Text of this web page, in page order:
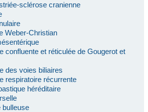
sclérose cranienne
Weber-Christian
confluente et réticulée de Gougerot et
des voies biliaires
respiratoire récurrente
héréditaire
bulleuse